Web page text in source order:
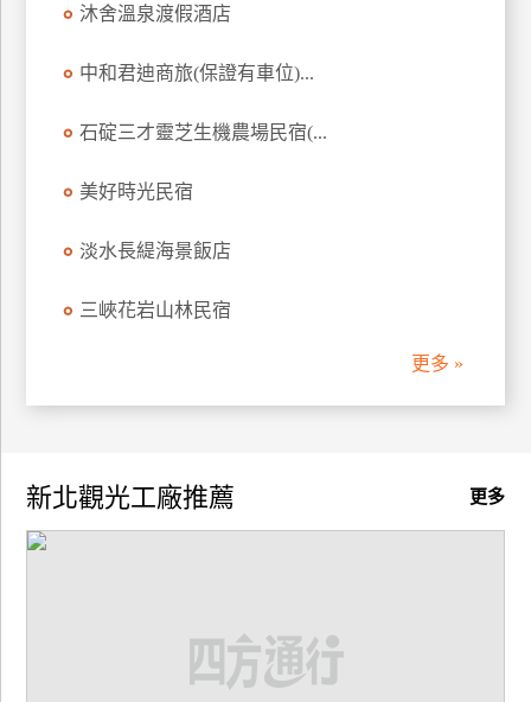
飯
作
沐舍溫泉渡假酒店
中和君迪商旅(保證有車位)...
石碇三才靈芝生機農場民宿(...
美好時光民宿
淡水長緹海景飯店
三峽花岩山林民宿
更多 »
更多
新北觀光工廠推薦